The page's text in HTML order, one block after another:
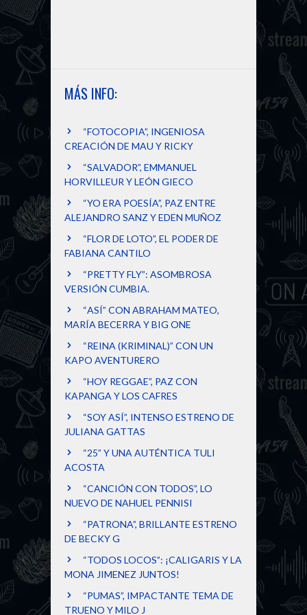
MÁS INFO:
“FOTOCOPIA”, INGENIOSA
CREACIÓN DE MAU Y RICKY
“SALVADOR”, EMMANUEL
HORVILLEUR Y LEÓN GIECO
“YO ERA POESÍA”, PAZ ENTRE
ALEJANDRO SANZ Y EDEN MUÑOZ
“FLOR DE LOTO”, EL PODER DE
FABIANA CANTILO
“PRETTY FLY”: ASOMBROSA
VERSIÓN CUMBIA.
“ASÍ” CON ABRAHAM MATEO,
MARÍA BECERRA Y BIG ONE
“REINA (KRIMINAL)” CON UN
KAPO AVENTURERO
“HOY REGGAE”, PAZ CON
KAPANGA Y LOS CAFRES
“SOY ASÍ”, INTENSO ESTRENO DE
JULIANA GATTAS
“25” Y UNA AUTÉNTICA TULI
ACOSTA
“CANCIÓN CON TODOS”, LO
NUEVO DE NAHUEL PENNISI
“PATRONA”, BRILLANTE ESTRENO
DE BECKY G
“TODOS LOCOS”: ¡CALIGARIS Y LA
MONA JIMENEZ JUNTOS!
“PUMAS”, IMPACTANTE TEMA DE
TRUENO Y MILO J